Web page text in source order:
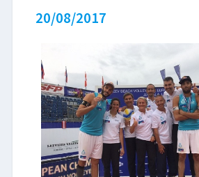
20/08/2017